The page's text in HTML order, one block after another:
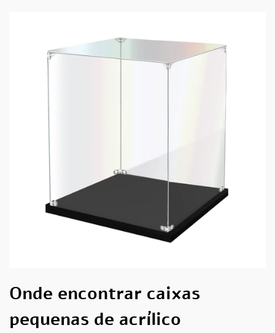
Onde encontrar caixas
pequenas de acrílico